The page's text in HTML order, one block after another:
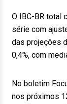
O IBC-BR total
série com
das projeções
0,4%, com
No boletim
nos próximos